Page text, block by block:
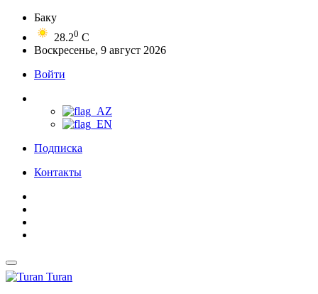
Баку
28.20 C
Воскресенье, 9 август 2026
Войти
Подписка
Контакты
Turan